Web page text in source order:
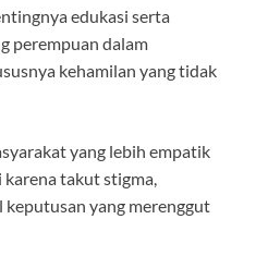
edukasi serta
perempuan dalam
kehamilan yang tidak
yang lebih empatik
takut stigma,
keputusan yang merenggut